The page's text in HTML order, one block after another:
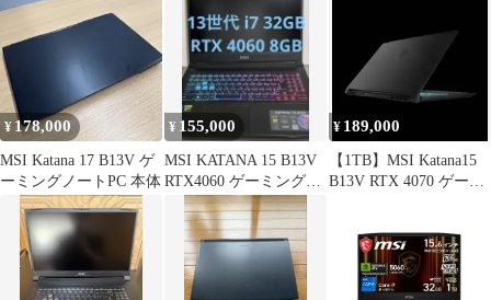
¥ 178,000
MSI Katana 17 B13V ゲ
ーミングノートPC 本体
¥ 155,000
MSI KATANA 15 B13V
RTX4060 ゲーミングノ
ート
¥ 189,000
【1TB】MSI Katana15
B13V RTX 4070 ゲーミ